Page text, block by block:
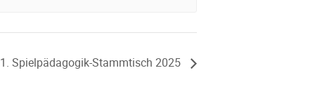
1. Spielpädagogik-Stammtisch 2025